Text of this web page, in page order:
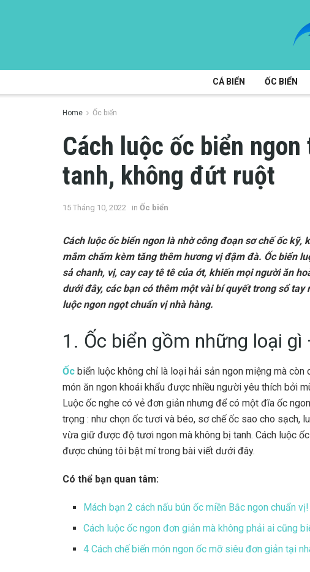
CÁ BIỂN ỐC BIỂN
Home Ốc biển
Cách luộc ốc biển
tanh, không đứt ruột
15 Tháng 10, 2022 in Ốc biển
Cách luộc ốc biển ngon là nhờ công đoạn sơ chế ốc
mắm chấm kèm tăng thêm hương vị đậm đà. Ốc biển
sả chanh, vị, cay cay tê tê của ớt, khiến mọi người ăn
dưới đây, các bạn có thêm một vài bí quyết trong sổ
luộc ngon ngọt chuẩn vị nhà hàng.
1. Ốc biển gồm những loại
Ốc biển luộc không chỉ là loại hải sản ngon miệng mà
món ăn ngon khoái khẩu được nhiều người yêu thích bởi
Luộc ốc nghe có vẻ đơn giản nhưng để có một đĩa ốc
trọng : như chọn ốc tươi và béo, sơ chế ốc sao cho sạch,
vừa giữ được độ tươi ngon mà không bị tanh. Cách luộc
được chúng tôi bật mí trong bài viết dưới đây.
Có thể bạn quan tâm:
Mách bạn 2 cách nấu bún ốc miền Bắc ngon chuẩn vị!
Cách luộc ốc ngon đơn giản mà không phải ai cũng
4 Cách chế biến món ngon ốc mỡ siêu đơn giản tại